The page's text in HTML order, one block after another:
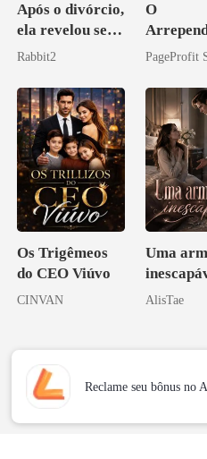
Após o divórcio,
ela revelou ser
bilionária
Rabbit2
O
o do
da
PageProfit
Os Trigêmeos
do CEO Viúvo
CINVAN
Uma
AlisTae
Reclame seu bônus no